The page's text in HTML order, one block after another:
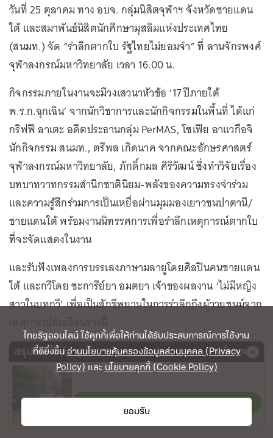
วันที่ 25 ตุลาคม ทาง อบจ. กลุ่มนิสิตจุฬาฯ จังหวัดชายแดน
ใต้ และสมาพันธ์นิสิตนักศึกษามุสลิมแห่งประเทศไทย
(สนมท.) จัด “รําลึกตากใบ รัฐไทยไม่ยอมจํา” ที่ ลานจักรพงศ์
จุฬาลงกรณ์มหาวิทยาลัย เวลา 16.00 น.
กิจกรรมภายในงานจะมีวงเสวนาหัวข้อ ‘17 ปีภายใต้
พ.ร.ก.ฉุกเฉิน’ จากนักวิชาการและนักกิจกรรมในพื้นที่ ได้แก่
กริฟฟี ลาเตะ อดีตประธานกลุ่ม PerMAS, โซเฟีย อาแวกือจิ
นักกิจกรรม สนมท., ตรีพล เกิดนาค จากคณะอักษรศาสตร์
จุฬาลงกรณ์มหาวิทยาลัย, ภักดิ์กมล ศิริวัฒน์ ซึ่งทําวิจัยเรื่อง
บทบาทวาทกรรมสำนึกชาตินิยม-พลังของความทรงจำร่วม
และความรู้สึกร่วมการเป็นเหยื่อผ่านมุมมองเยาวชนปาตานี/
ชายแดนใต้ พร้อมงานนิทรรศการเพื่อรำลึกเหตุการณ์ตากใบ
ที่จะจัดแสดงในงาน
และรับฟังเพลงการบรรเลงภาษามลายูโดยศิลปินคนชายแดน
ใต้ และกวีโดย ซะการีย์ยา อมตยา เจ้าของผลงาน ‘ไม่มีหญิง
สาวในบทกวี’ เพื่อเป็นสักขีพยานในการรำลึกถึงผู้วายชนม์จาก
สรุปไทม์ไลน์ ดูทั้งหมด
ไทยรัฐออนไลน์ ใช้คุกกี้เพื่อให้ท่านได้รับประสบการณ์การใช้งาน
ที่ดียิ่งขึ้นอ่านนโยบายคุ้มครองข้อมูลส่วนบุคคล (Privacy
Policy)และนโยบายคุกกี้ (Cookie Policy)
ยอมรับ